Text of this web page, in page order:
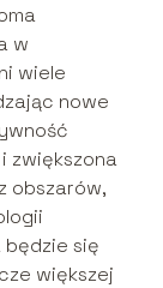
w
wiele
nowe
zwiększona
obszarów,
się
większej